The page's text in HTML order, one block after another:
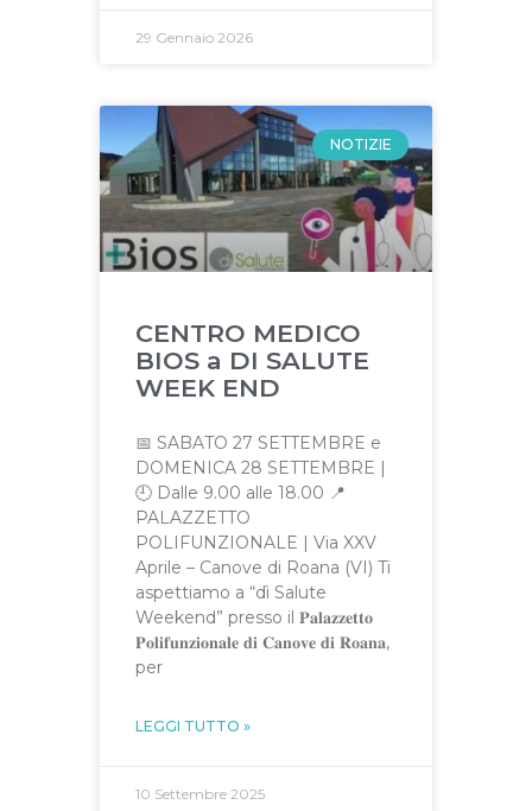
29 Gennaio 2026
NOTIZIE
CENTRO MEDICO
BIOS a DI SALUTE
WEEK END
📅 SABATO 27 SETTEMBRE e
DOMENICA 28 SETTEMBRE |
🕘 Dalle 9.00 alle 18.00 📍
PALAZZETTO
POLIFUNZIONALE | Via XXV
Aprile – Canove di Roana (VI) Ti
aspettiamo a “dì Salute
Weekend” presso il 𝐏𝐚𝐥𝐚𝐳𝐳𝐞𝐭𝐭𝐨
𝐏𝐨𝐥𝐢𝐟𝐮𝐧𝐳𝐢𝐨𝐧𝐚𝐥𝐞 𝐝𝐢 𝐂𝐚𝐧𝐨𝐯𝐞 𝐝𝐢 𝐑𝐨𝐚𝐧𝐚,
per
LEGGI TUTTO »
10 Settembre 2025